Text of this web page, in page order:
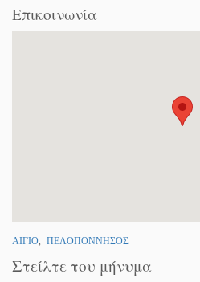
Επικοινωνία
ΑΙΓΙΟ, ΠΕΛΟΠΟΝΝΗΣΟΣ
Στείλτε του μήνυμα